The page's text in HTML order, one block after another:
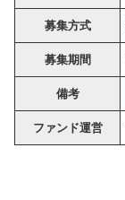
募集方式
募集期間
備考
ファンド運営